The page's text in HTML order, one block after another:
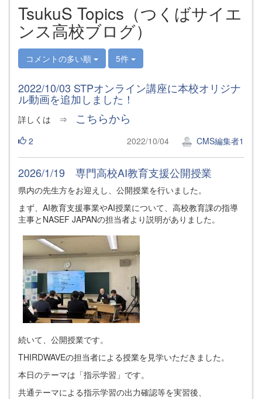
TsukuS Topics（つくばサイエ
ンス高校ブログ）
コメントの多い順 5件
2022/10/03 STPオンライン講座に本校オリジナ
ル動画を追加しました！
詳しくは ⇒ こちらから
2 2022/10/04 CMS編集者1
2026/1/19 専門高校AI教育支援公開授業
県内の先生方をお迎えし、公開授業を行いました。
まず、AI教育支援事業やAI授業について、高校教育課の指導
主事とNASEF JAPANの担当者より説明がありました。
続いて、公開授業です。
THIRDWAVEの担当者による授業を見学いただきました。
本日のテーマは「指示学習」です。
共通テーマによる指示学習の出力確認等を実習後、